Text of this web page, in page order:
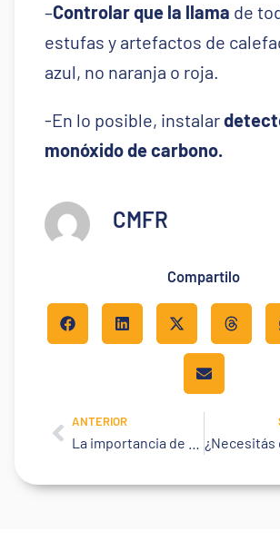
–Controlar que la llama de
estufas y artefactos de
azul, no naranja o roja.
-En lo posible, instalar
monóxido de carbono.
CMFR
Compartilo
Prev
ANTERIOR